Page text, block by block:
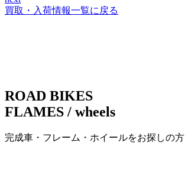
稿
ー
シ
ン
買取・入荷情報一覧に戻る
ROAD BIKES
FLAMES / wheels
完成車・フレーム・ホイールをお探しの方